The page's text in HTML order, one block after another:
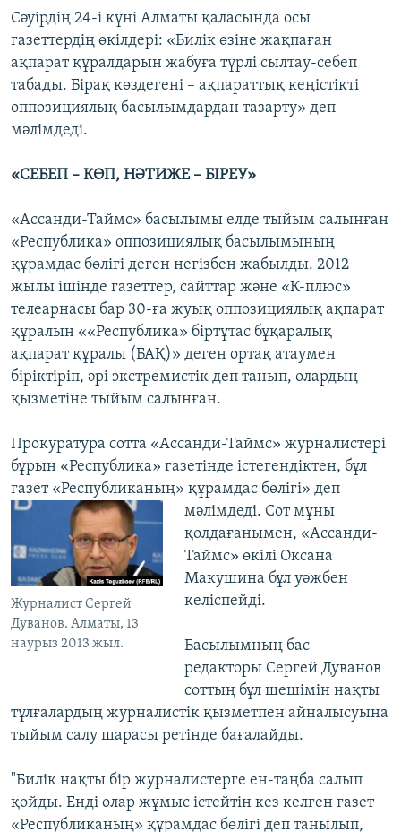
Сәуірдің 24-і күні Алматы қаласында осы
газеттердің өкілдері: «Билік өзіне жақпаған
ақпарат құралдарын жабуға түрлі сылтау-себеп
табады. Бірақ көздегені – ақпараттық кеңістікті
оппозициялық басылымдардан тазарту» деп
мәлімдеді.
«СЕБЕП – КӨП, НӘТИЖЕ – БІРЕУ»
«Ассанди-Таймс» басылымы елде тыйым салынған
«Республика» оппозициялық басылымының
құрамдас бөлігі деген негізбен жабылды. 2012
жылы ішінде газеттер, сайттар және «К-плюс»
телеарнасы бар 30-ға жуық оппозициялық ақпарат
құралын ««Республика» біртұтас бұқаралық
ақпарат құралы (БАҚ)» деген ортақ атаумен
біріктіріп, әрі экстремистік деп танып, олардың
қызметіне тыйым салынған.
Прокуратура сотта «Ассанди-Таймс» журналистері
бұрын «Республика» газетінде істегендіктен, бұл
газет «Республиканың» құрамдас бөлігі» деп
Журналист Сергей
Дуванов. Алматы, 13
наурыз 2013 жыл.
мәлімдеді. Сот мұны
қолдағанымен, «Ассанди-
Таймс» өкілі Оксана
Макушина бұл уәжбен
келіспейді.
Басылымның бас
редакторы Сергей Дуванов
соттың бұл шешімін нақты
тұлғалардың журналистік қызметпен айналысуына
тыйым салу шарасы ретінде бағалайды.
"Билік нақты бір журналистерге ен-таңба салып
қойды. Енді олар жұмыс істейтін кез келген газет
«Республиканың» құрамдас бөлігі деп танылып,